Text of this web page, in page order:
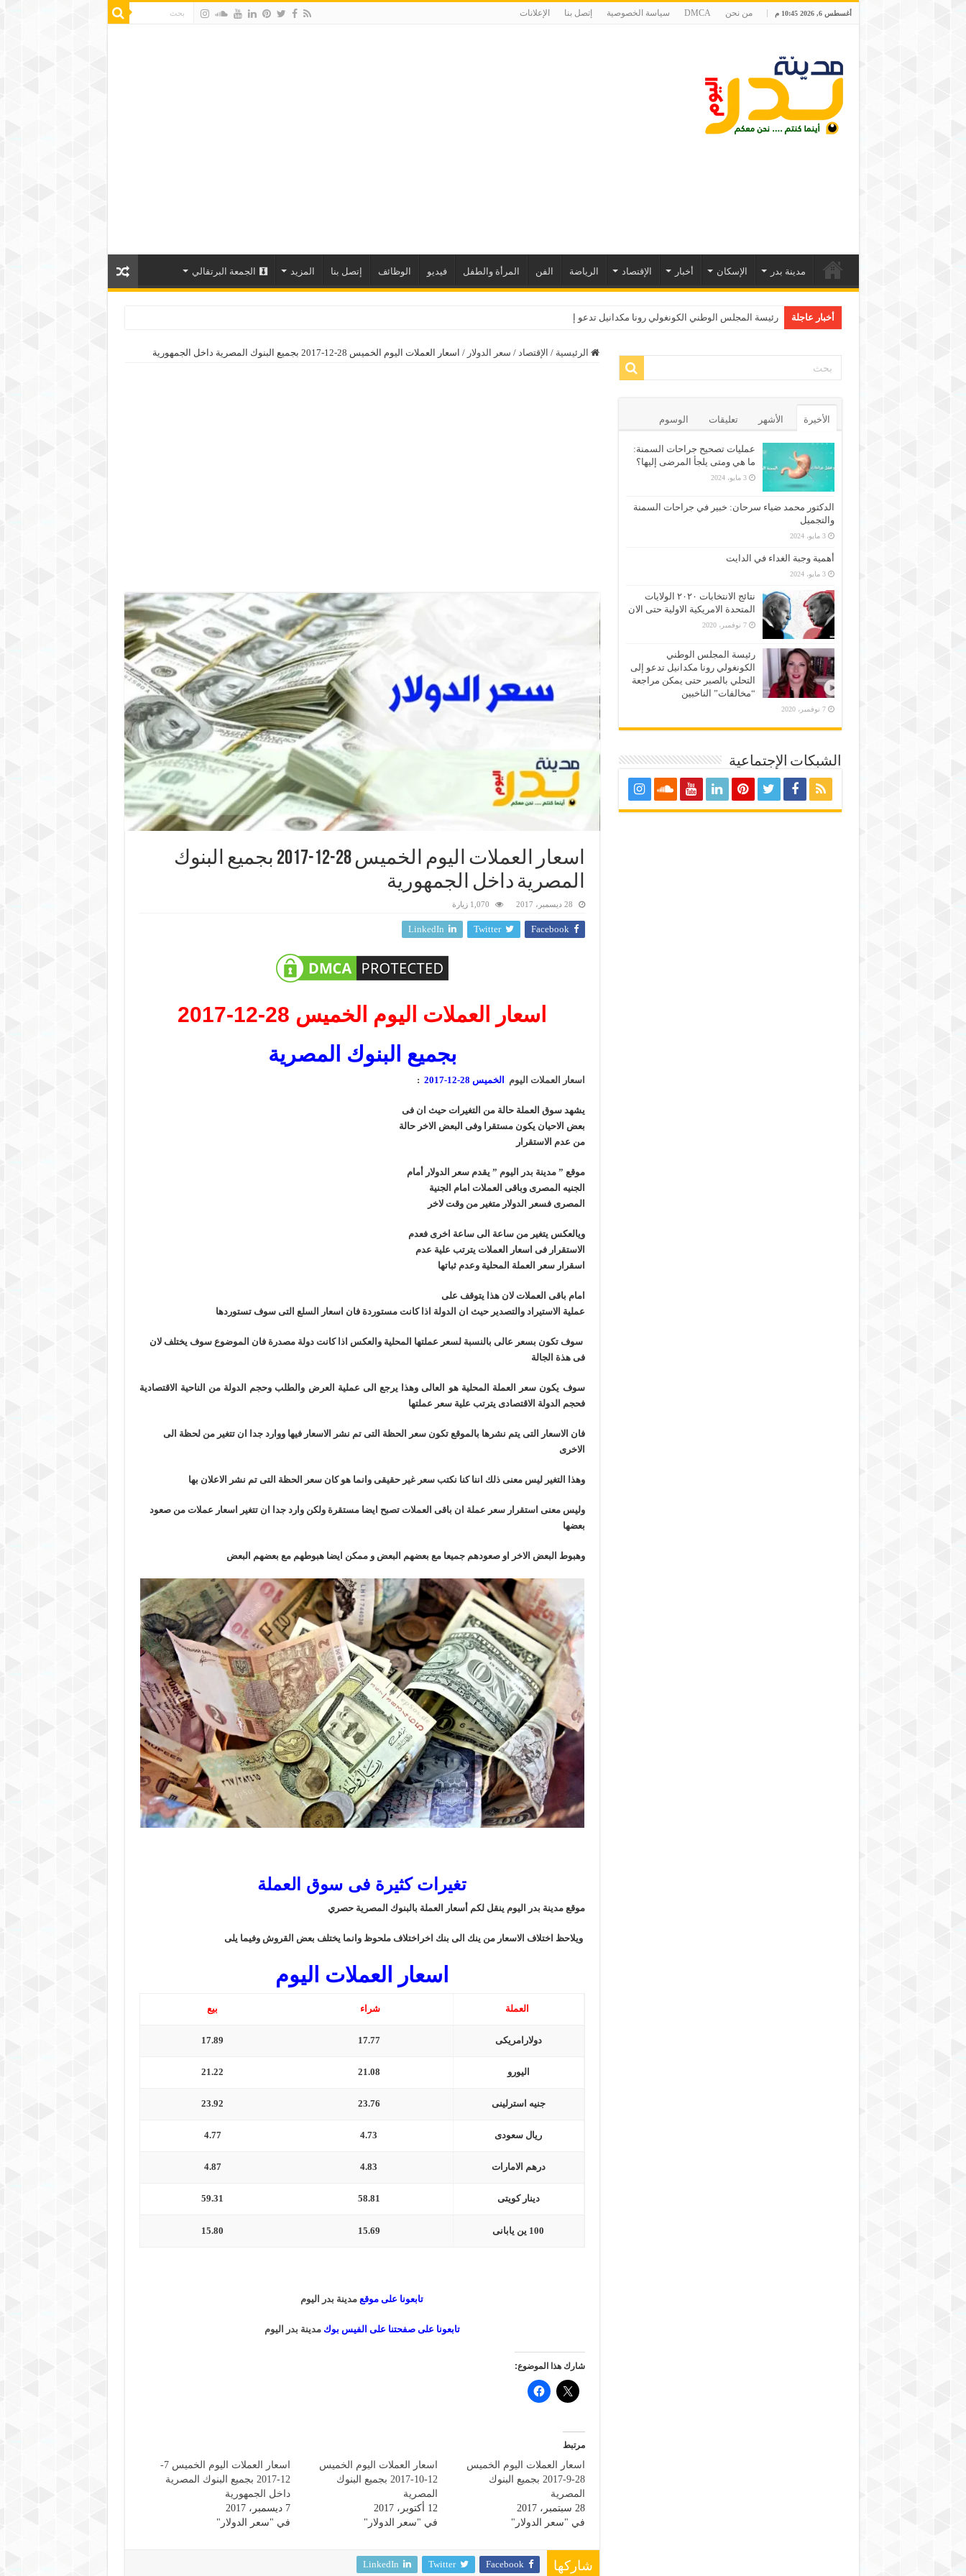
أغسطس 6, 2026 10:45 م من نحن DMCA سياسة الخصوصية إتصل بنا الإعلانات
مدينة بدر الإسكان أخبار الإقتصاد الرياضة الفن المرأة والطفل فيديو الوظائف إتصل بنا المزيد الجمعة البرتقالي
أخبار عاجلة رئيسة المجلس الوطني الكونغولي رونا مكدانيل تدعو إلى التحلي بالصبر حتى يمكن مراجعة “م
الرئيسية / الإقتصاد / سعر الدولار / اسعار العملات اليوم الخميس 28-12-2017 بجميع البنوك المصرية داخل الجمهورية
اسعار العملات اليوم الخميس 28-12-2017 بجميع البنوك
المصرية داخل الجمهورية
28 ديسمبر، 2017 1,070 زيارة
Facebook
Twitter
LinkedIn
اسعار العملات اليوم الخميس 28-12-2017
بجميع البنوك المصرية
اسعار العملات اليوم الخميس 28-12-2017 :
يشهد سوق العملة حالة من التغيرات حيث ان فى
بعض الاحيان يكون مستقرا وفى البعض الاخر حالة
من عدم الاستقرار
موقع ” مدينة بدر اليوم ” يقدم سعر الدولار أمام
الجنيه المصرى وباقى العملات امام الجنية
المصرى فسعر الدولار متغير من وقت لاخر
ويالعكس يتغير من ساعة الى ساعة اخرى فعدم
الاستقرار فى اسعار العملات يترتب علية عدم
اسقرار سعر العملة المحلية وعدم ثباتها
امام باقى العملات لان هذا يتوقف على
عملية الاستيراد والتصدير حيث ان الدولة اذا كانت مستوردة فان اسعار السلع التى سوف تستوردها
سوف تكون بسعر عالى بالنسبة لسعر عملتها المحلية والعكس اذا كانت دولة مصدرة فان الموضوع سوف يختلف لان
فى هذة الجالة
سوف يكون سعر العملة المحلية هو العالى وهذا يرجع الى عملية العرض والطلب وحجم الدولة من الناحية الاقتصادية
فحجم الدولة الاقتصادى يترتب علية سعر عملتها
فان الاسعار التى يتم نشرها بالموقع تكون سعر الحظة التى تم نشر الاسعار فيها ووارد جدا ان تتغير من لحظة الى
الاخرى
وهذا التغير ليس معنى ذلك اننا كنا نكتب سعر غير حقيقى وانما هو كان سعر الحظة التى تم نشر الاعلان بها
وليس معنى استقرار سعر عملة ان باقى العملات تصبح ايضا مستقرة ولكن وارد جدا ان تتغير اسعار عملات من صعود
بعضها
وهبوط البعض الاخر او صعودهم جميعا مع بعضهم البعض و ممكن ايضا هبوطهم مع بعضهم البعض
تغيرات كثيرة فى سوق العملة
موقع مدينة بدر اليوم ينقل لكم أسعار العملة بالبنوك المصرية حصري
ويلاحظ اختلاف الاسعار من ينك الى بنك اخراختلاف ملحوظ وانما يختلف بعض القروش وفيما يلى
اسعار العملات اليوم
العملة شراء بيع
دولارامريكى 17.77
17.89
اليورو 21.08
21.22
جنيه استرلينى 23.76
23.92
ريال سعودى 4.73
4.77
درهم الامارات 4.83
4.87
دينار كويتى 58.81
59.31
100 ين يابانى 15.69
15.80
تابعونا على موقع مدينة بدر اليوم
تابعونا على صفحتنا على الفيس بوكمدينة بدر اليوم
شارك هذا الموضوع:
مرتبط
اسعار العملات اليوم الخميس
28-9-2017 بجميع البنوك
المصرية
28 سبتمبر، 2017
في "سعر الدولار"
اسعار العملات اليوم الخميس
12-10-2017 بجميع البنوك
المصرية
12 أكتوبر، 2017
في "سعر الدولار"
اسعار العملات اليوم الخميس 7-
12-2017 بجميع البنوك المصرية
داخل الجمهورية
7 ديسمبر، 2017
في "سعر الدولار"
شاركها Facebook
Twitter
LinkedIn
الأخيرة الأشهر تعليقات الوسوم
عمليات تصحيح جراحات السمنة:
ما هي ومتى يلجأ المرضى إليها؟
3 مايو، 2024
الدكتور محمد ضياء سرحان: خبير في جراحات السمنة
والتجميل
3 مايو، 2024
أهمية وجبة الغداء في الدايت
3 مايو، 2024
نتائج الانتخابات ٢٠٢٠ الولايات
المتحدة الامريكية الاولية حتى الان
7 نوفمبر، 2020
رئيسة المجلس الوطني
الكونغولي رونا مكدانيل تدعو إلى
التحلي بالصبر حتى يمكن مراجعة
“مخالفات” الناخبين
7 نوفمبر، 2020
الشبكات الإجتماعية